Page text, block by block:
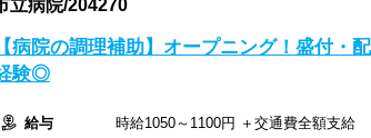
病院/204270
【病院の調理補助】オープニング！盛付・
験◎
給与
時給1050～1100円 ＋交通費全額支給